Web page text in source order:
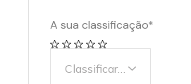
A sua classificação*